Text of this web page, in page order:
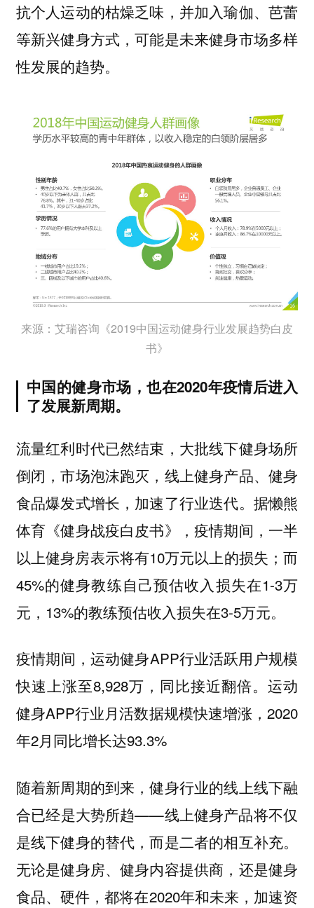
抗个人运动的枯燥乏味，并加入瑜伽、芭蕾
等新兴健身方式，可能是未来健身市场多样
性发展的趋势。
来源：艾瑞咨询《2019中国运动健身行业发展趋势白皮
书》
中国的健身市场，也在2020年疫情后进入
了发展新周期。
流量红利时代已然结束，大批线下健身场所
倒闭，市场泡沫跑灭，线上健身产品、健身
食品爆发式增长，加速了行业迭代。据懒熊
体育《健身战疫白皮书》，疫情期间，一半
以上健身房表示将有10万元以上的损失；而
45%的健身教练自己预估收入损失在1-3万
元，13%的教练预估收入损失在3-5万元。
疫情期间，运动健身APP行业活跃用户规模
快速上涨至8,928万，同比接近翻倍。运动
健身APP行业月活数据规模快速增涨，2020
年2月同比增长达93.3%
随着新周期的到来，健身行业的线上线下融
合已经是大势所趋——线上健身产品将不仅
是线下健身的替代，而是二者的相互补充。
无论是健身房、健身内容提供商，还是健身
食品、硬件，都将在2020年和未来，加速资